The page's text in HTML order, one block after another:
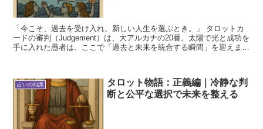
「今こそ、過去を受け入れ、新しい人生を選ぶとき。」 タロットカ
ードの審判（Judgement）は、大アルカナの20番。太陽で光と成功を
手に入れた愚者は、ここで「過去と未来を統合する瞬間」を迎えま
占いの知識
タロット物語：正義編｜冷静な判
断と公平な選択で未来を整える